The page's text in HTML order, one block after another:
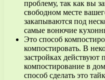
проблему, так как вы
свободном месте
закапываются под
самые вонючие
Это способ
компостировать. В
застройках
компостирование в
способ сделать это